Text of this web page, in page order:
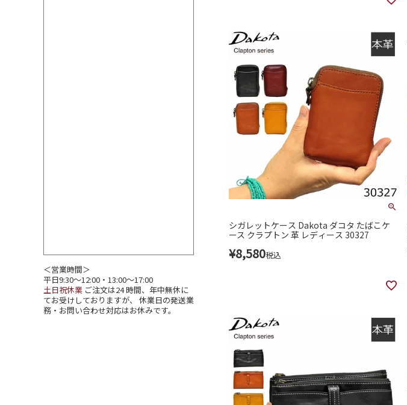
＜営業時間＞
平日9:30～12:00・13:00～17:00
土日祝休業 ご注文は24 時間、年中無休に
てお受けしておりますが、 休業日の発送業
務・お問い合わせ対応はお休みです。
シガレットケース Dakota ダコタ たばこケ
ース クラプトン 革 レディース 30327
¥8,580税込